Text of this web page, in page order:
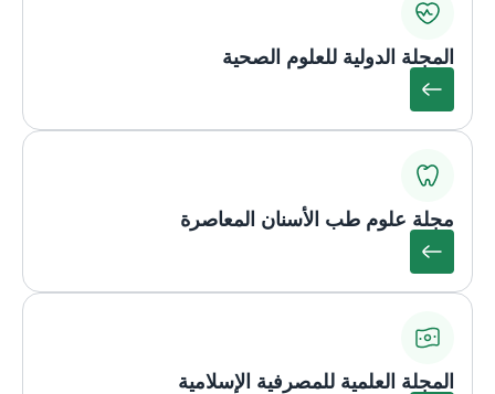
المجلة الدولية للعلوم الصحية
مجلة علوم طب الأسنان المعاصرة
المجلة العلمية للمصرفية الإسلامية